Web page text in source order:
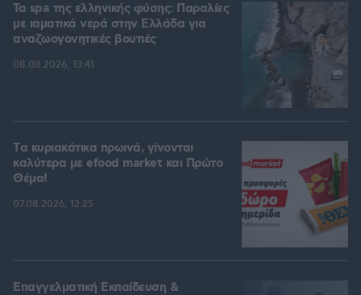
Τα spa της ελληνικής φύσης: Παραλίες
με ιαματικά νερά στην Ελλάδα για
αναζωογονητικές βουτιές
08.08.2026, 13:41
Tα κυριακάτικα πρωινά, γίνονται
καλύτερα με efood market και Πρώτο
Θέμα!
07.08.2026, 12:25
Επαγγελματική Εκπαίδευση &